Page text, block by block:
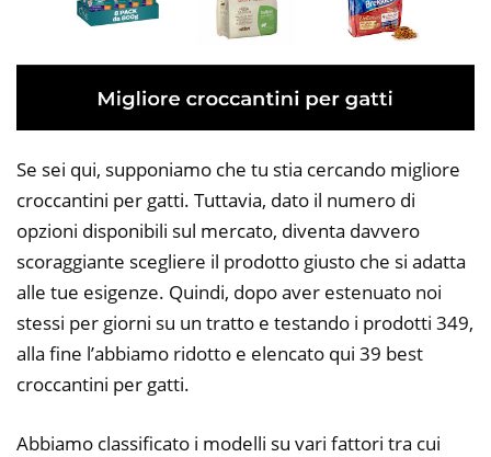
Se sei qui, supponiamo che tu stia cercando migliore
croccantini per gatti. Tuttavia, dato il numero di
opzioni disponibili sul mercato, diventa davvero
scoraggiante scegliere il prodotto giusto che si adatta
alle tue esigenze. Quindi, dopo aver estenuato noi
stessi per giorni su un tratto e testando i prodotti 349,
alla fine l’abbiamo ridotto e elencato qui 39 best
croccantini per gatti.
Abbiamo classificato i modelli su vari fattori tra cui